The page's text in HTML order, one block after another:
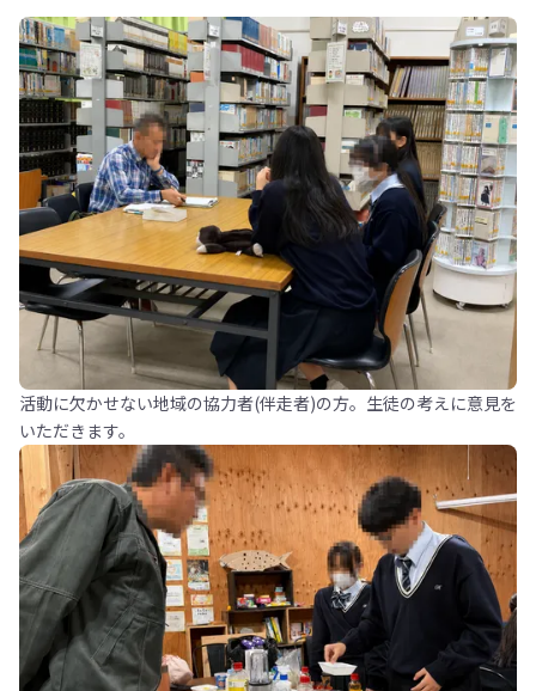
活動に欠かせない地域の協力者(伴走者)の方。生徒の考えに意見を
いただきます。